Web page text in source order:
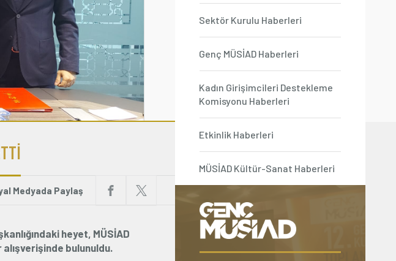
Sektör Kurulu Haberleri
Genç MÜSİAD Haberleri
Kadın Girişimcileri Destekleme
Komisyonu Haberleri
Etkinlik Haberleri
MÜSİAD Kültür-Sanat Haberleri
Medyada Paylaş
heyet, MÜSİAD
bulunuldu.